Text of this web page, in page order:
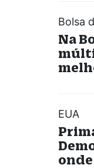
Bolsa
Na
EUA